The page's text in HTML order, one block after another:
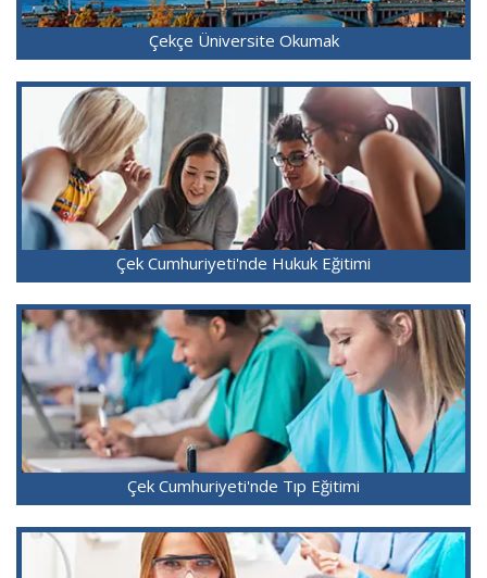
Çekçe Üniversite Okumak
Çek Cumhuriyeti'nde Hukuk Eğitimi
Çek Cumhuriyeti'nde Tıp Eğitimi